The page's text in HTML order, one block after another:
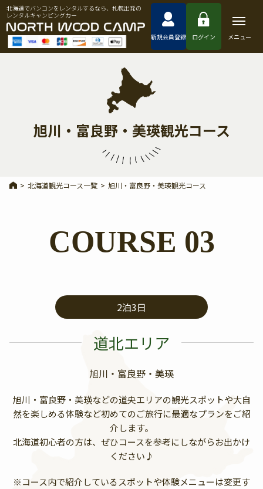
北海道でバンコンをレンタルするなら、札幌出発の
レンタルキャンピングカー
新規会員登録 ログイン メニュー
旭川・富良野・美瑛観光コース
> 北海道観光コース一覧 > 旭川・富良野・美瑛観光コース
COURSE 03
2泊3日
道北エリア
旭川・富良野・美瑛
旭川・富良野・美瑛などの道央エリアの観光スポットや大自
然を楽しめる体験など初めてのご旅行に最適なプランをご紹
介します。
北海道初心者の方は、ぜひコースを参考にしながらお出かけ
ください♪
※コース内で紹介しているスポットや体験メニューは変更す